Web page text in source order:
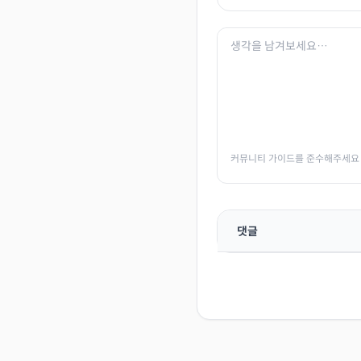
커뮤니티 가이드를 준수해주세요
댓글